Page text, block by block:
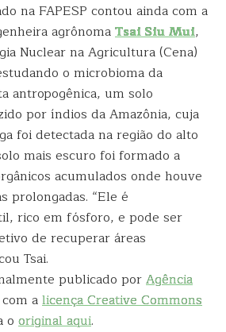
na FAPESP contou ainda com a
agrônomaTsai Siu Mui,
Nuclear na Agricultura (Cena)
o microbioma da
antropogênica, um solo
por índios da Amazônia, cuja
foi detectada na região do alto
mais escuro foi formado a
acumulados onde houve
prolongadas. “Ele é
rico em fósforo, e pode ser
de recuperar áreas
Tsai.
publicado porAgência
alicença Creative Commons
o original aqui.